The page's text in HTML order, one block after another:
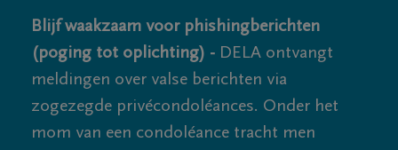
Blijf waakzaam voor phishingberichten
(poging tot oplichting) - DELA ontvangt
meldingen over valse berichten via
zogezegde privécondoléances. Onder het
mom van een condoléance tracht men